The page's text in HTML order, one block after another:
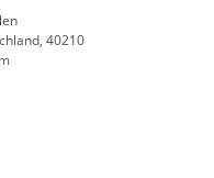
40210